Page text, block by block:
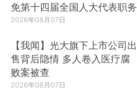
免第十四届全国人大代表职务
2026年08月07日
【我闻】光大旗下上市公司出
售背后隐情 多人卷入医疗腐
败案被查
2026年08月07日